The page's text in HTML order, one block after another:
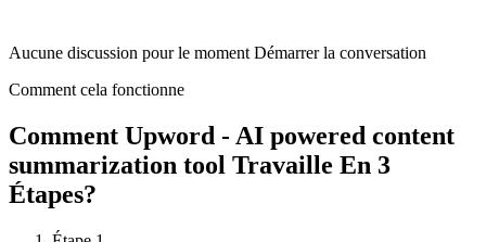
Aucune discussion pour le moment Démarrer la conversation
Comment cela fonctionne
Comment Upword - AI powered content
summarization tool Travaille En 3
Étapes?